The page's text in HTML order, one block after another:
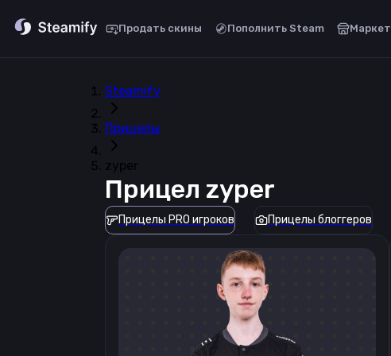
Продать скины Пополнить Steam Маркет
Steamify
Прицелы
zyper
Прицел zyper
Прицелы PRO игроков Прицелы блоггеров